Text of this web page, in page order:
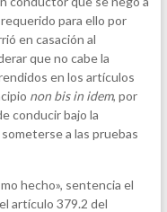
para ello por
en casación al
que no cabe la
en los artículos
non bis in idem, por
conducir bajo la
a las pruebas
hecho», sentencia el
artículo 379.2 del